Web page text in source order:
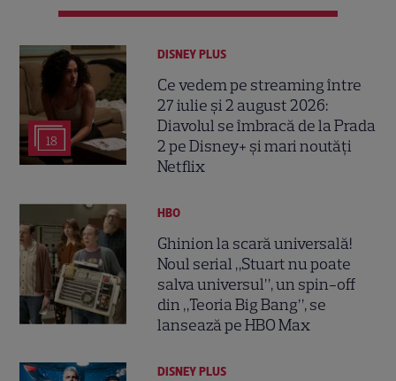
18
DISNEY PLUS
Ce vedem pe streaming între
27 iulie și 2 august 2026:
Diavolul se îmbracă de la Prada
2 pe Disney+ și mari noutăți
Netflix
HBO
Ghinion la scară universală!
Noul serial „Stuart nu poate
salva universul”, un spin-off
din „Teoria Big Bang”, se
lansează pe HBO Max
DISNEY PLUS